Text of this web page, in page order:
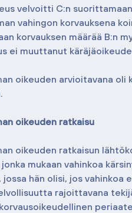
velvoitti C:n
vahingon korvauksena
korvauksen määrää B:n
ei muuttanut
oikeuden arvioitavana oli
oikeuden ratkaisu
oikeuden ratkaisun
mukaan vahinkoa
jossa hän olisi, jos vahinkoa
rajoittavana